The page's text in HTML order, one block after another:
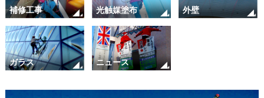
補修工事 光触媒塗布 外壁
ガラス ニュース